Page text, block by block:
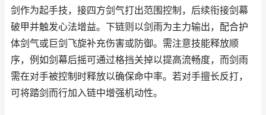
剑作为起手技，接四方剑气打出范围控制，后续衔接剑幕
破甲并触发心法增益。下链则以剑雨为主力输出，配合护
体剑气或巨剑飞旋补充伤害或防御。需注意技能释放顺
序，例如剑幕后摇可通过格挡关掉以提高流畅度，而剑雨
需在对手被控制时释放以确保命中率。若对手擅长反打，
可将踏剑而行加入链中增强机动性。